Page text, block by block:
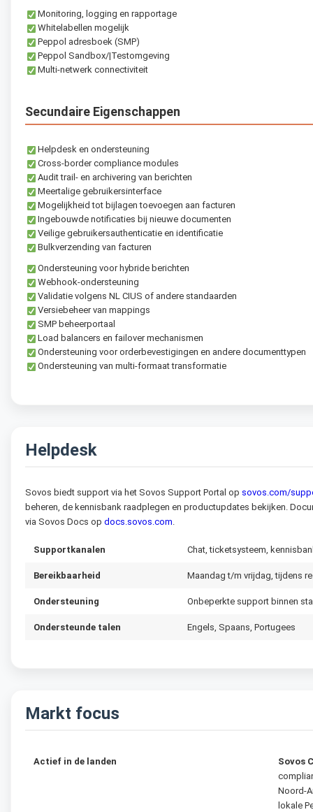
Monitoring, logging en rapportage
Whitelabellen mogelijk
Peppol adresboek (SMP)
Peppol Sandbox/|Testomgeving
Multi-netwerk connectiviteit
Secundaire Eigenschappen
Helpdesk en ondersteuning
Cross-border compliance modules
Audit trail- en archivering van berichten
Meertalige gebruikersinterface
Mogelijkheid tot bijlagen toevoegen aan facturen
Ingebouwde notificaties bij nieuwe documenten
Veilige gebruikersauthenticatie en identificatie
Bulkverzending van facturen
Ondersteuning voor hybride berichten
Webhook-ondersteuning
Validatie volgens NL CIUS of andere standaarden
Versiebeheer van mappings
SMP beheerportaal
Load balancers en failover mechanismen
Ondersteuning voor orderbevestigingen en andere documenttypen
Ondersteuning van multi-formaat transformatie
Helpdesk
Sovos biedt support via het Sovos Support Portal op sovos.com/
beheren, de kennisbank raadplegen en productupdates bekijken.
via Sovos Docs op docs.sovos.com.
Supportkanalen Chat, ticketsysteem,
Bereikbaarheid Maandag t/m vrijdag, tijdens
Ondersteuning Onbeperkte support binnen
Ondersteunde talen Engels, Spaans, Portugees
Markt focus
Actief in de landen
Sovos
Noord-
lokale